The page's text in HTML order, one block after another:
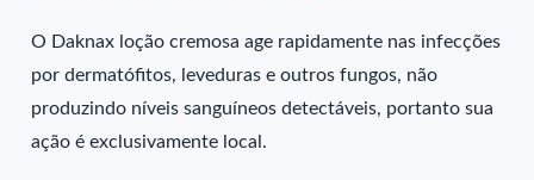
O Daknax loção cremosa age rapidamente nas infecções
por dermatófitos, leveduras e outros fungos, não
produzindo níveis sanguíneos detectáveis, portanto sua
ação é exclusivamente local.